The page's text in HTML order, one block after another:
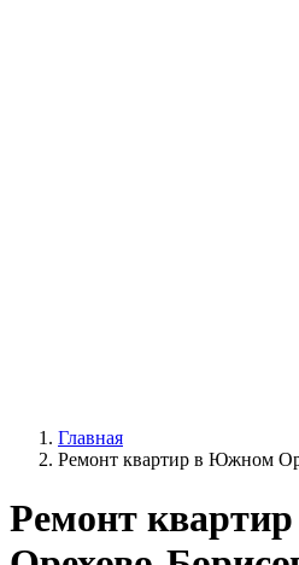
Главная
Ремонт квартир в Южном
Ремонт